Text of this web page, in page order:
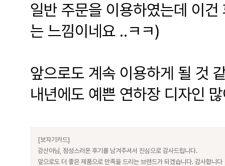
일반 주문을 이용하였는데 이
는 느낌이네요 ..ㅋㅋ)
앞으로도 계속 이용하게 될 것
내년에도 예쁜 연하장 디자인
[보자기카드]
강산아님, 정성스러운 후기를 남겨주셔서 진심으로 감사드립니다.
앞으로도 더 좋은 제품으로 만족을 드리는 브랜드가 되겠습니다. 감사합니다